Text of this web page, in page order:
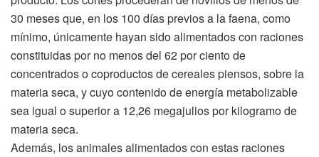
30 meses que, en los 100 días previos a la faena, como
mínimo, únicamente hayan sido alimentados con raciones
constituidas por no menos del 62 por ciento de
concentrados o coproductos de cereales piensos, sobre la
materia seca, y cuyo contenido de energía metabolizable
sea igual o superior a 12,26 megajulios por kilogramo de
materia seca.
Además, los animales alimentados con estas raciones